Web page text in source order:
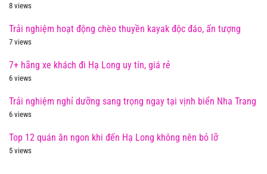
8 views
Trải nghiệm hoạt động chèo thuyền kayak độc đáo, ấn tượng
7 views
7+ hãng xe khách đi Hạ Long uy tín, giá rẻ
6 views
Trải nghiệm nghỉ dưỡng sang trọng ngay tại vịnh biển Nha Trang
6 views
Top 12 quán ăn ngon khi đến Hạ Long không nên bỏ lỡ
5 views